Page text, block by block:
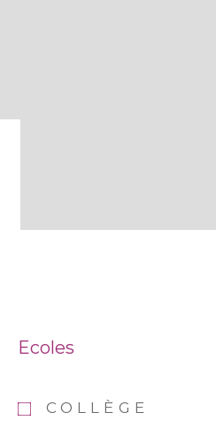
Ecoles
COLLÈGE